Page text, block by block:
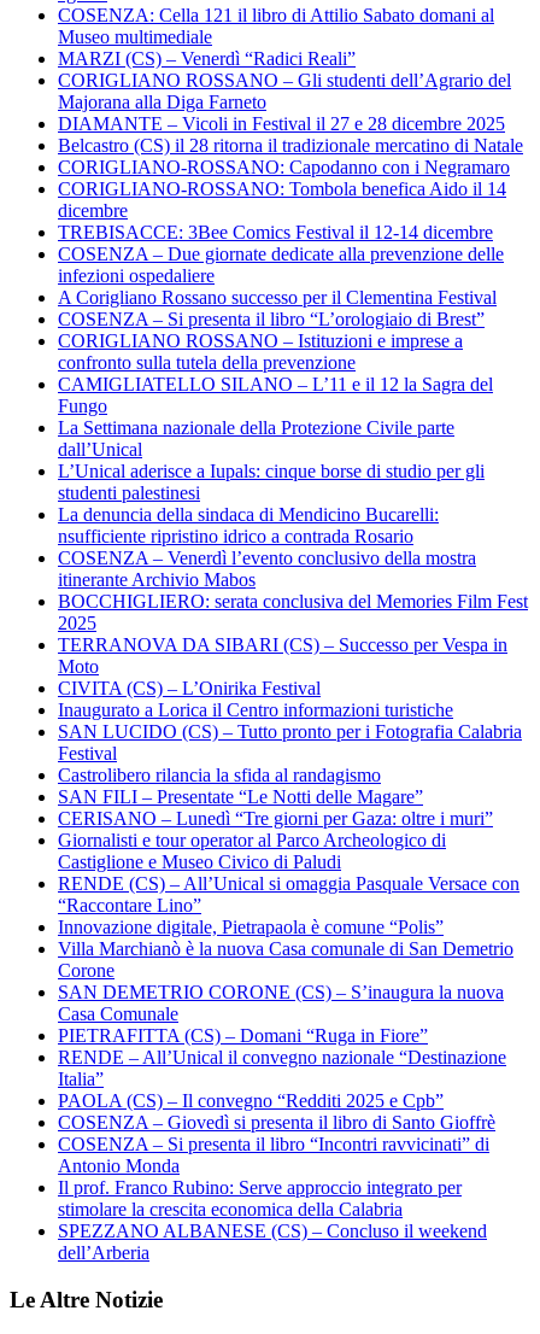
COSENZA: Cella 121 il libro di Attilio Sabato domani al
Museo multimediale
MARZI (CS) – Venerdì “Radici Reali”
CORIGLIANO ROSSANO – Gli studenti dell’Agrario del
Majorana alla Diga Farneto
DIAMANTE – Vicoli in Festival il 27 e 28 dicembre 2025
Belcastro (CS) il 28 ritorna il tradizionale mercatino di Natale
CORIGLIANO-ROSSANO: Capodanno con i Negramaro
CORIGLIANO-ROSSANO: Tombola benefica Aido il 14
dicembre
TREBISACCE: 3Bee Comics Festival il 12-14 dicembre
COSENZA – Due giornate dedicate alla prevenzione delle
infezioni ospedaliere
A Corigliano Rossano successo per il Clementina Festival
COSENZA – Si presenta il libro “L’orologiaio di Brest”
CORIGLIANO ROSSANO – Istituzioni e imprese a
confronto sulla tutela della prevenzione
CAMIGLIATELLO SILANO – L’11 e il 12 la Sagra del
Fungo
La Settimana nazionale della Protezione Civile parte
dall’Unical
L’Unical aderisce a Iupals: cinque borse di studio per gli
studenti palestinesi
La denuncia della sindaca di Mendicino Bucarelli:
nsufficiente ripristino idrico a contrada Rosario
COSENZA – Venerdì l’evento conclusivo della mostra
itinerante Archivio Mabos
BOCCHIGLIERO: serata conclusiva del Memories Film Fest
2025
TERRANOVA DA SIBARI (CS) – Successo per Vespa in
Moto
CIVITA (CS) – L’Onirika Festival
Inaugurato a Lorica il Centro informazioni turistiche
SAN LUCIDO (CS) – Tutto pronto per i Fotografia Calabria
Festival
Castrolibero rilancia la sfida al randagismo
SAN FILI – Presentate “Le Notti delle Magare”
CERISANO – Lunedì “Tre giorni per Gaza: oltre i muri”
Giornalisti e tour operator al Parco Archeologico di
Castiglione e Museo Civico di Paludi
RENDE (CS) – All’Unical si omaggia Pasquale Versace con
“Raccontare Lino”
Innovazione digitale, Pietrapaola è comune “Polis”
Villa Marchianò è la nuova Casa comunale di San Demetrio
Corone
SAN DEMETRIO CORONE (CS) – S’inaugura la nuova
Casa Comunale
PIETRAFITTA (CS) – Domani “Ruga in Fiore”
RENDE – All’Unical il convegno nazionale “Destinazione
Italia”
PAOLA (CS) – Il convegno “Redditi 2025 e Cpb”
COSENZA – Giovedì si presenta il libro di Santo Gioffrè
COSENZA – Si presenta il libro “Incontri ravvicinati” di
Antonio Monda
Il prof. Franco Rubino: Serve approccio integrato per
stimolare la crescita economica della Calabria
SPEZZANO ALBANESE (CS) – Concluso il weekend
dell’Arberia
Le Altre Notizie